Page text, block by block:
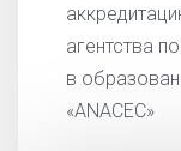
агентства
в
«ANACEC»